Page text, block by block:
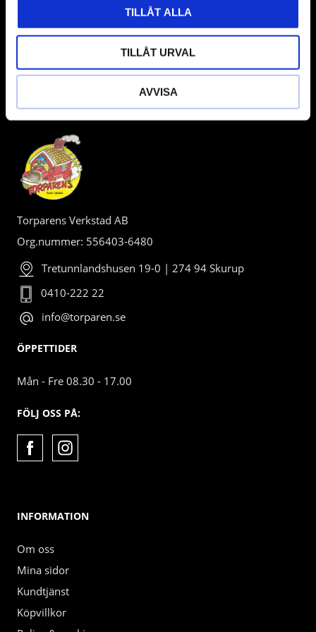
TILLÅT ALLA
TILLÅT URVAL
AVVISA
BUTIK
Torparens Verkstad AB
Org.nummer: 556403-6480
Tretunnlandshusen 19-0 | 274 94 Skurup
0410-222 22
info@torparen.se
ÖPPETTIDER
Mån - Fre 08.30 - 17.00
FÖLJ OSS PÅ:
INFORMATION
Om oss
Mina sidor
Kundtjänst
Köpvillkor